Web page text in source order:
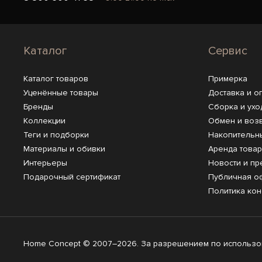
Каталог
Каталог товаров
Уценённые товары
Бренды
Коллекции
Теги и подборки
Материалы и обивки
Интерьеры
Подарочный сертификат
Сервис
Примерка
Доставка и
Сборка и
Обмен и
Аренда
Новости и
Публичная
Политика
Home Concept © 2007–2026. За разрешением по